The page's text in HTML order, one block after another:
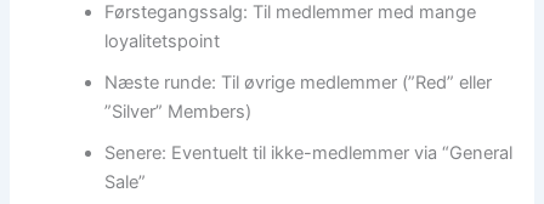
Førstegangssalg: Til medlemmer med mange
loyalitetspoint
Næste runde: Til øvrige medlemmer (”Red” eller
”Silver” Members)
Senere: Eventuelt til ikke-medlemmer via “General
Sale”